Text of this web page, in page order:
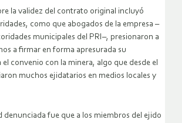
la validez del contrato original incluyó
como que abogados de la empresa –
municipales del PRI–, presionaron a
a firmar en forma apresurada su
convenio con la minera, algo que desde el
muchos ejidatarios en medios locales y
denunciada fue que a los miembros del ejido